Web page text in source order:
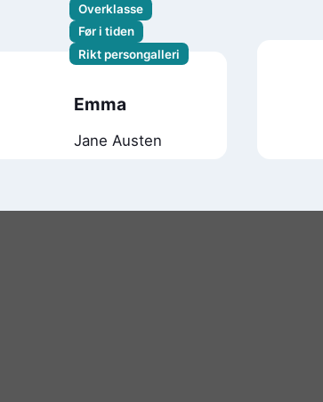
Overklasse
Før i tiden
Rikt persongalleri
Emma
Jane Austen